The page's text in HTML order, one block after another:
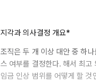
지각과 의사결정 개요*
조직은 두 개 이상 대안 중 하
스 여부를 결정한다. 해서 최고
임금 인상 범위를 어떻게 할